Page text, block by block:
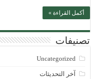
أكمل القراءة »
تصنيفات
Uncategorized
آخر التحديثات